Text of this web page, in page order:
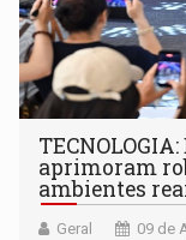
aprimoram
ambientes
Geral 09 de